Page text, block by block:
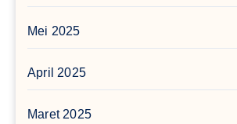
Mei 2025
April 2025
Maret 2025